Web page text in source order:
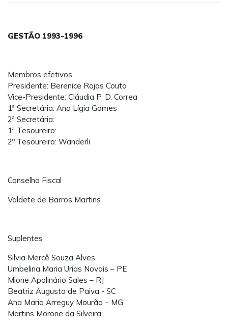
GESTÃO 1993-1996
Membros efetivos
Presidente: Berenice Rojas Couto
Vice-Presidente: Cláudia P. D. Correa
1ª Secretária: Ana Lígia Gomes
2ª Secretária:
1ª Tesoureiro:
2º Tesoureiro: Wanderli
Conselho Fiscal
Valdete de Barros Martins
Suplentes
Silvia Mercê Souza Alves
Umbelina Maria Urias Novais – PE
Mione Apolinário Sales – RJ
Beatriz Augusto de Paiva - SC
Ana Maria Arreguy Mourão – MG
Martins Morone da Silveira